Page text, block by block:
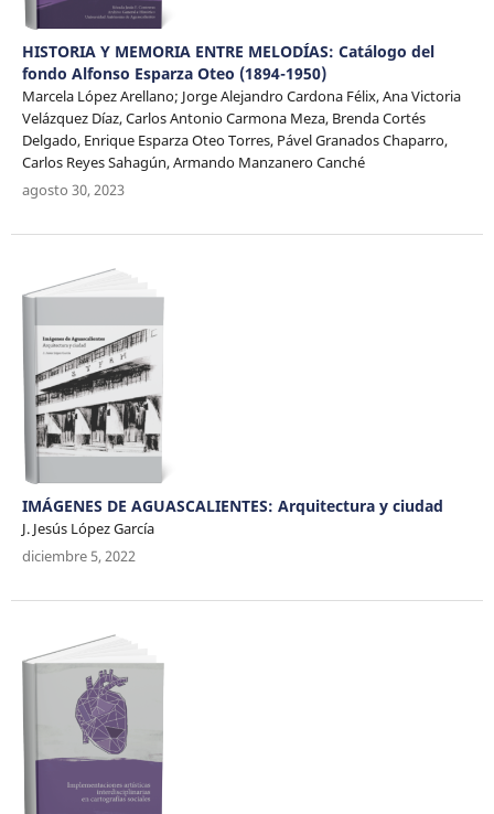
HISTORIA Y MEMORIA ENTRE MELODÍAS: Catálogo del
fondo Alfonso Esparza Oteo (1894-1950)
Marcela López Arellano; Jorge Alejandro Cardona Félix, Ana Victoria
Velázquez Díaz, Carlos Antonio Carmona Meza, Brenda Cortés
Delgado, Enrique Esparza Oteo Torres, Pável Granados Chaparro,
Carlos Reyes Sahagún, Armando Manzanero Canché
agosto 30, 2023
IMÁGENES DE AGUASCALIENTES: Arquitectura y ciudad
J. Jesús López García
diciembre 5, 2022